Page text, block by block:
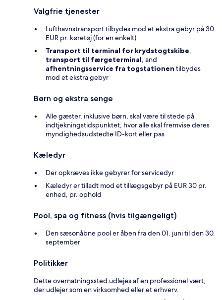
Valgfrie tjenester
Lufthavnstransport tilbydes mod et ekstra gebyr på 30
EUR pr. køretøj (for en enkelt)
Transport til terminal for krydstogtskibe,
transport til færgeterminal, and
afhentningsservice fra togstationen tilbydes
mod et ekstra gebyr
Børn og ekstra senge
Alle gæster, inklusive børn, skal være til stede på
indtjekningstidspunktet, hvor alle skal fremvise deres
myndighedsudstedte ID-kort eller pas
Kæledyr
Der opkræves ikke gebyrer for servicedyr
Kæledyr er tilladt mod et tillægsgebyr på EUR 30 pr.
enhed, pr. ophold
Pool, spa og fitness (hvis tilgængeligt)
Den sæsonåbne pool er åben fra den 01. juni til den 30.
september
Politikker
Dette overnatningssted udlejes af en professionel vært,
der udlejer som en virksomhed eller et erhverv.